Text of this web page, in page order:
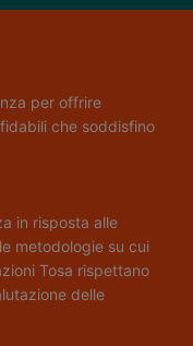
per offrire
che soddisfino
in risposta alle
metodologie su cui
Tosa rispettano
delle